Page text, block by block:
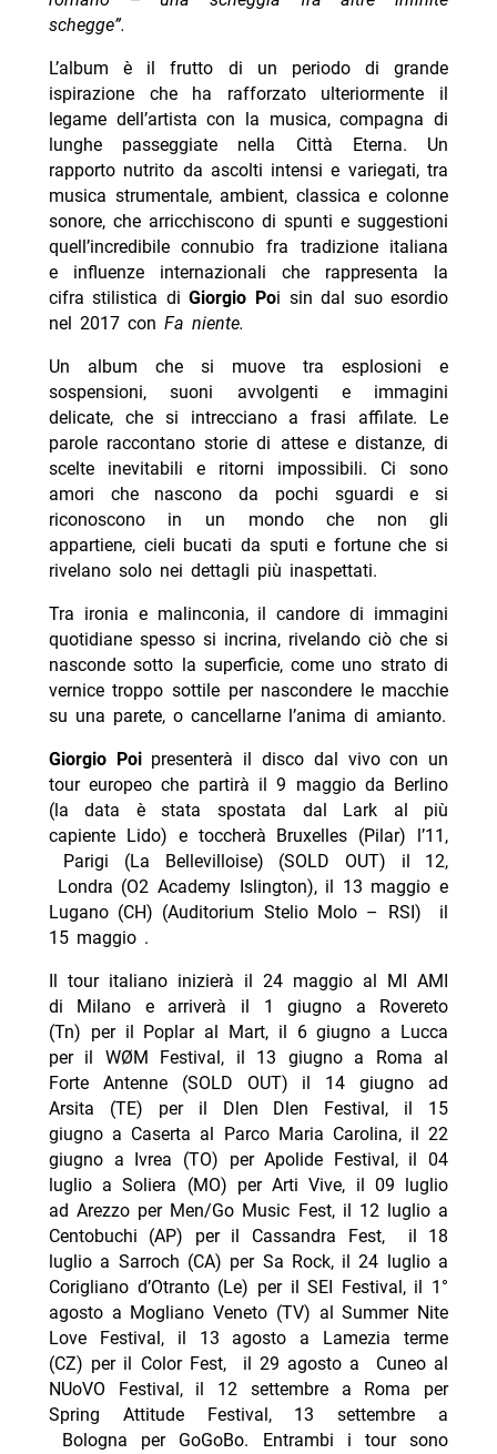
schegge”.
L’album è il frutto di un periodo di grande
ispirazione che ha rafforzato ulteriormente il
legame dell’artista con la musica, compagna di
lunghe passeggiate nella Città Eterna. Un
rapporto nutrito da ascolti intensi e variegati, tra
musica strumentale, ambient, classica e colonne
sonore, che arricchiscono di spunti e suggestioni
quell’incredibile connubio fra tradizione italiana
e influenze internazionali che rappresenta la
cifra stilistica diGiorgio Poi sin dal suo esordio
nel 2017 con Fa niente.
Un album che si muove tra esplosioni e
sospensioni, suoni avvolgenti e immagini
delicate, che si intrecciano a frasi affilate. Le
parole raccontano storie di attese e distanze, di
scelte inevitabili e ritorni impossibili. Ci sono
amori che nascono da pochi sguardi e si
riconoscono in un mondo che non gli
appartiene, cieli bucati da sputi e fortune che si
rivelano solo nei dettagli più inaspettati.
Tra ironia e malinconia, il candore di immagini
quotidiane spesso si incrina, rivelando ciò che si
nasconde sotto la superficie, come uno strato di
vernice troppo sottile per nascondere le macchie
su una parete, o cancellarne l’anima di amianto.
Giorgio Poipresenterà il disco dal vivo con un
tour europeo che partirà il 9 maggio da Berlino
(la data è stata spostata dal Lark al più
capiente Lido) e toccherà Bruxelles (Pilar) l’11,
Parigi (La Bellevilloise) (SOLD OUT) il 12,
Londra (O2 Academy Islington), il 13 maggio e
Lugano (CH) (Auditorium Stelio Molo – RSI) il
15 maggio .
Il tour italiano inizierà il 24 maggio al MI AMI
di Milano e arriverà il 1 giugno a Rovereto
(Tn) per il Poplar al Mart, il 6 giugno a Lucca
per il WØM Festival, il 13 giugno a Roma al
Forte Antenne (SOLD OUT) il 14 giugno ad
Arsita (TE) per il Dlen Dlen Festival, il 15
giugno a Caserta al Parco Maria Carolina, il 22
giugno a Ivrea (TO) per Apolide Festival, il 04
luglio a Soliera (MO) per Arti Vive, il 09 luglio
ad Arezzo per Men/Go Music Fest, il 12 luglio a
Centobuchi (AP) per il Cassandra Fest, il 18
luglio a Sarroch (CA) per Sa Rock, il 24 luglio a
Corigliano d’Otranto (Le) per il SEI Festival, il 1°
agosto a Mogliano Veneto (TV) al Summer Nite
Love Festival, il 13 agosto a Lamezia terme
(CZ) per il Color Fest, il 29 agosto a Cuneo al
NUoVO Festival, il 12 settembre a Roma per
Spring Attitude Festival, 13 settembre a
Bologna per GoGoBo. Entrambi i tour sono